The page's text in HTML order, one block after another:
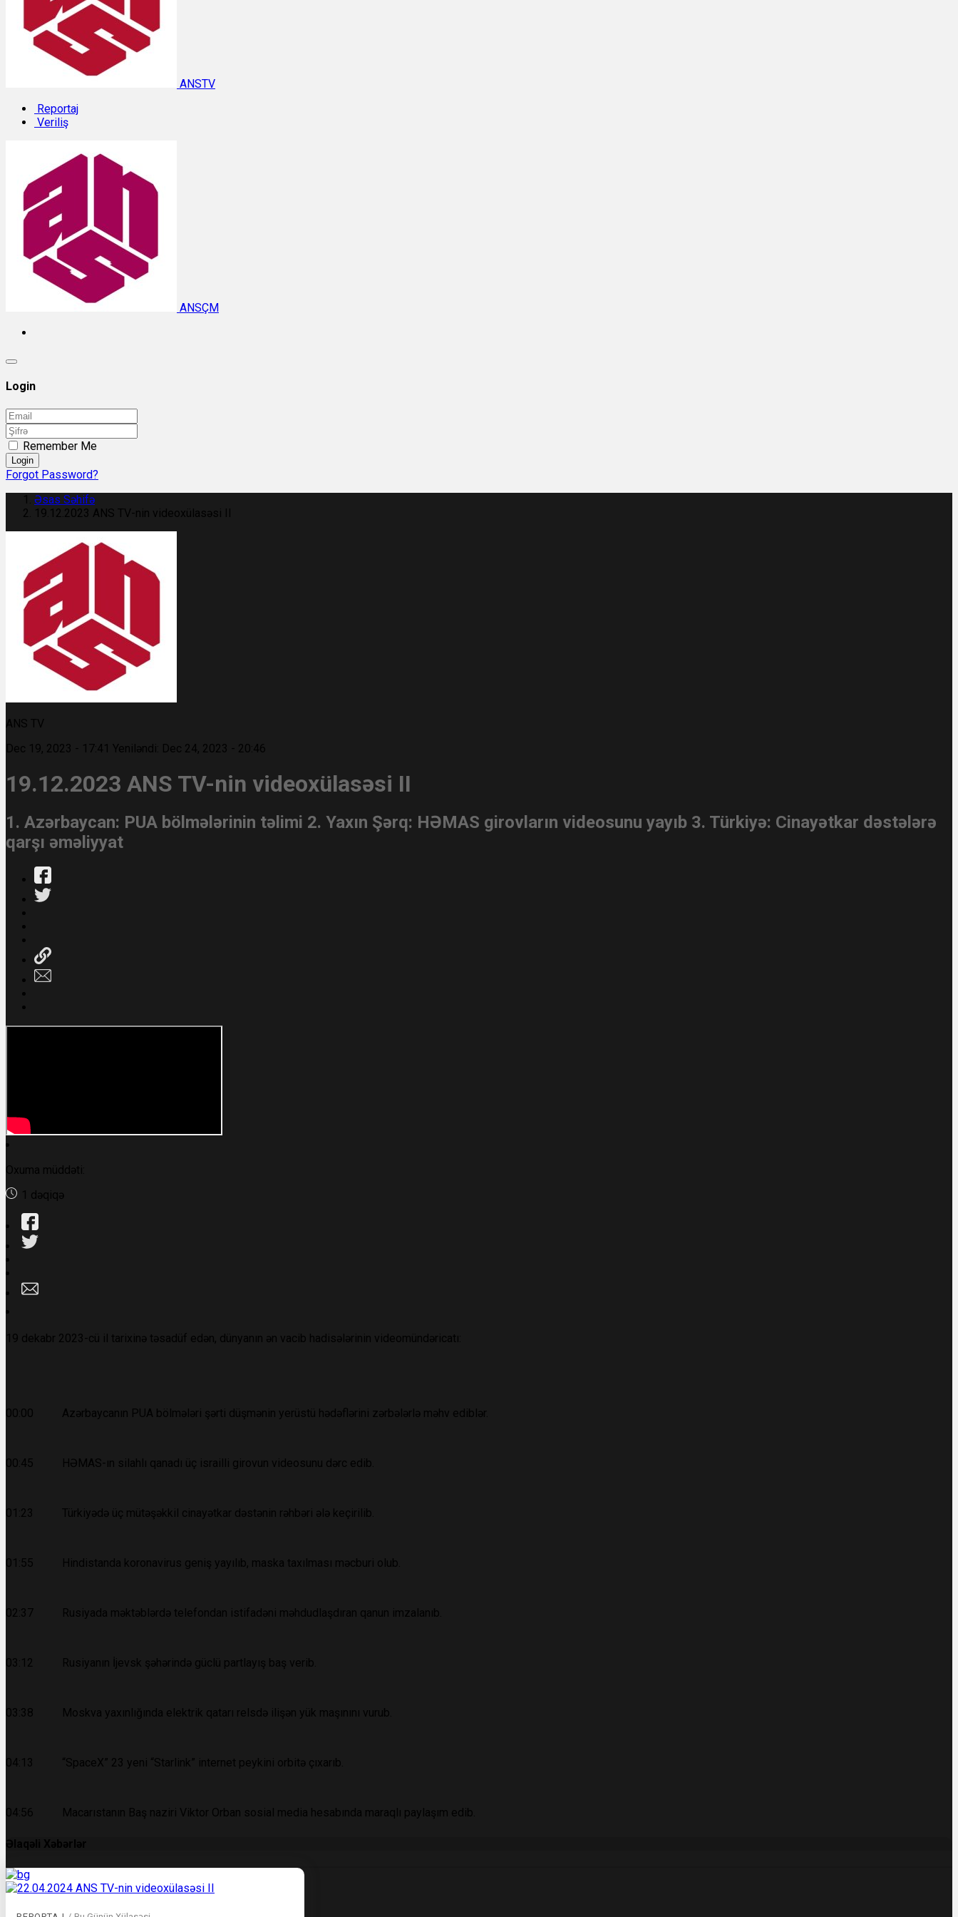
ANSTV
Reportaj
Veriliş
ANSÇM
Login
Remember Me
Login
Forgot Password?
Əsas Səhifə
19.12.2023 ANS TV-nin videoxülasəsi II
ANS TV
Dec 19, 2023 - 17:41 Yeniləndi: Dec 24, 2023 - 20:46
19.12.2023 ANS TV-nin videoxülasəsi II
1. Azərbaycan: PUA bölmələrinin təlimi 2. Yaxın Şərq: HƏMAS girovların videosunu yayıb 3. Türkiyə: Cinayətkar dəstələrə
qarşı əməliyyat
Oxuma müddəti:
1 dəqiqə
19 dekabr 2023-cü il tarixinə təsadüf edən, dünyanın ən vacib hadisələrinin videomündəricatı:
00:00 Azərbaycanın PUA bölmələri şərti düşmənin yerüstü hədəflərini zərbələrlə məhv ediblər.
00:45 HƏMAS-ın silahlı qanadı üç israilli girovun videosunu dərc edib.
01:23 Türkiyədə üç mütəşəkkil cinayətkar dəstənin rəhbəri ələ keçirilib.
01:55 Hindistanda koronavirus geniş yayılıb, maska taxılması məcburi olub.
02:37 Rusiyada məktəblərdə telefondan istifadəni məhdudlaşdıran qanun imzalanıb.
03:12 Rusiyanın İjevsk şəhərində güclü partlayış baş verib.
03:38 Moskva yaxınlığında elektrik qatarı relsdə ilişən yük maşınını vurub.
04:13 “SpaceX” 23 yeni “Starlink” internet peykini orbitə çıxarıb.
04:56 Macarıstanın Baş naziri Viktor Orban sosial media hesabında maraqlı paylaşım edib.
Əlaqəli Xəbərlər